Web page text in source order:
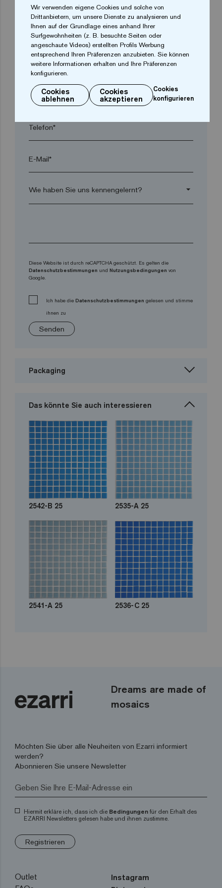
Ort*
Postleitzahl*
Telefon*
E-Mail*
arrow_drop_down
Diese Website ist durch reCAPTCHA geschützt. Es gelten die
Datenschutzbestimmungen und Nutzungsbedingungen von
Google.
Ich habe die Datenschutzbestimmungen gelesen und stimme
ihnen zu
Senden
Packaging
Das könnte Sie auch interessieren
2542-B 25 2535-A 25
2541-A 25 2536-C 25
Dreams are made of
mosaics
Möchten Sie über alle Neuheiten von Ezarri informiert
werden?
Abonnieren Sie unsere Newsletter
Hiermit erkläre ich, dass ich die Bedingungen für den Erhalt des
EZARRI Newsletters gelesen habe und ihnen zustimme.
Registrieren
Outlet
Instagram
Wir verwenden eigene Cookies und solche von
Drittanbietern, um unsere Dienste zu analysieren und
Ihnen auf der Grundlage eines anhand Ihrer
Surfgewohnheiten (z. B. besuchte Seiten oder
angeschaute Videos) erstellten Profils Werbung
entsprechend Ihren Präferenzen anzubieten. Sie können
weitere Informationen erhalten und Ihre Präferenzen
konfigurieren.
Cookies
ablehnen
Cookies
akzeptieren
Cookies
konfigurieren